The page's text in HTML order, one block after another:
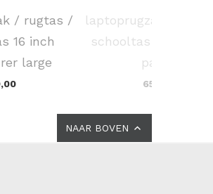
/ rugtas /
16 inch
large
laptoprugzak /
schooltas 14 inch
pak'r
65,00
NAAR BOVEN